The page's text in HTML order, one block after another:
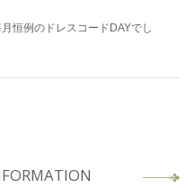
恒例のドレスコードDAYでし